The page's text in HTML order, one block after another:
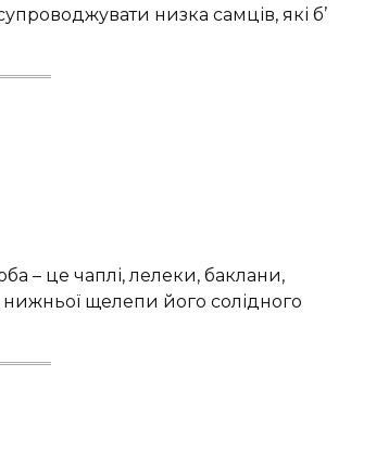
низка самців, які б’
– це чаплі, лелеки, баклани,
щелепи його солідного